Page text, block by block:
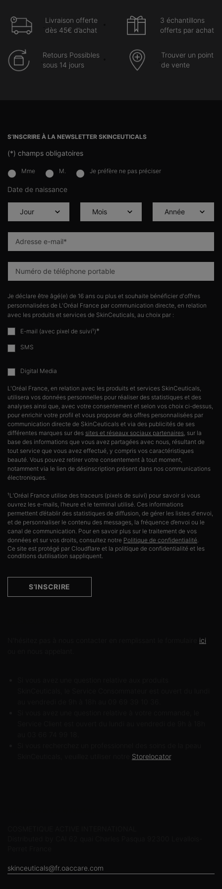
Livraison offerte
dès 45€ d’achat
3 échantillons
offerts par achat
Retours Possibles
sous 14 jours
Trouver un point
de vente
S’INSCRIRE À LA NEWSLETTER SKINCEUTICALS
(*) champs obligatoires
newslettersignup.title.legend
Mme M. Je préfère ne pas préciser
Date de naissance
Adresse e-mail*
Numéro de téléphone portable
Je déclare être âgé(e) de 16 ans ou plus et souhaite bénéficier d'offres
personnalisées de L'Oréal France par communication directe, en relation
avec les produits et services de SkinCeuticals, au choix par :
E-mail (avec pixel de suivi¹)*
SMS
Digital Media
L'Oréal France, en relation avec les produits et services SkinCeuticals,
utilisera vos données personnelles pour réaliser des statistiques et des
analyses ainsi que, avec votre consentement et selon vos choix ci-dessus,
pour enrichir votre profil et vous proposer des offres personnalisées par
communication directe de SkinCeuticals et via des publicités de ses
différentes marques sur des sites et réseaux sociaux partenaires , sur la
base des informations que vous avez partagées avec nous, résultant de
tout service que vous avez effectué, y compris vos caractéristiques
beauté. Vous pouvez retirer votre consentement à tout moment,
notamment via le lien de désinscription présent dans nos communications
électroniques.
¹L’Oréal France utilise des traceurs (pixels de suivi) pour savoir si vous
ouvrez les e-mails, l’heure et le terminal utilisé. Ces informations
permettent d’établir des statistiques de diffusion, de gérer les listes d'envoi,
et de personnaliser le contenu des messages, la fréquence d’envoi ou le
canal de communication. Pour en savoir plus sur le traitement de vos
données et sur vos droits, consultez notre Politique de confidentialité
Ce site est protégé par Cloudflare et la politique de confidentialité et les
conditions dutilisation sappliquent.
S’INSCRIRE
ici
Storelocator.
skinceuticals@fr.oaccare.com